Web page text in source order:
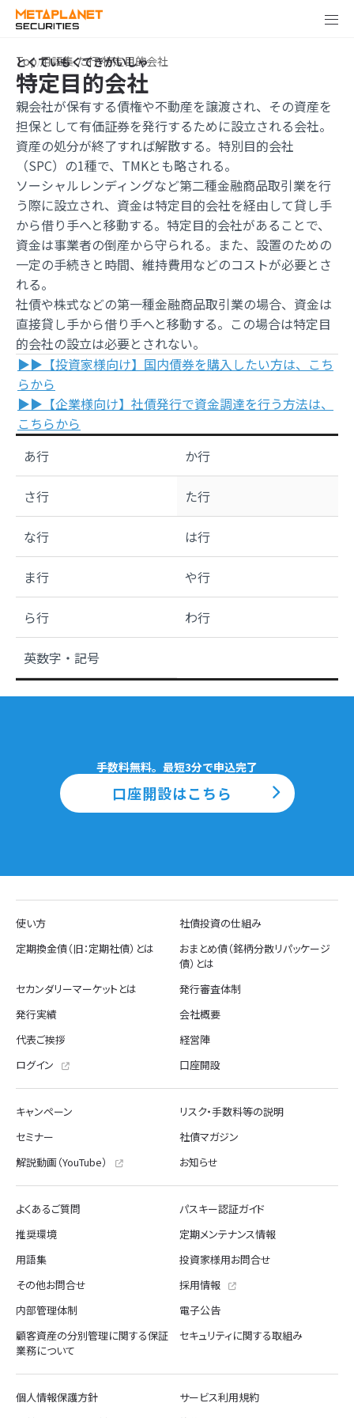
Top 用語集 た行 特定目的会社
特定目的会社
親会社が保有する債権や不動産を譲渡され、その資産を
担保として有価証券を発行するために設立される会社。
資産の処分が終了すれば解散する。特別目的会社
（SPC）の1種で、TMKとも略される。
ソーシャルレンディングなど第二種金融商品取引業を行
う際に設立され、資金は特定目的会社を経由して貸し手
から借り手へと移動する。特定目的会社があることで、
資金は事業者の倒産から守られる。また、設置のための
一定の手続きと時間、維持費用などのコストが必要とさ
れる。
社債や株式などの第一種金融商品取引業の場合、資金は
直接貸し手から借り手へと移動する。この場合は特定目
的会社の設立は必要とされない。
▶▶【投資家様向け】国内債券を購入したい方は、こち
らから
▶▶【企業様向け】社債発行で資金調達を行う方法は、
こちらから
あ行
か行
さ行 た行
な行 は行
ま行 や行
ら行 わ行
英数字・記号
手数料無料。最短3分で申込完了
口座開設はこちら
使い方
社債投資の仕組み
定期換金債（旧：定期社債）とは
おまとめ債（銘柄分散リパッケージ
債）とは
セカンダリーマーケットとは
発行審査体制
発行実績
会社概要
代表ご挨拶
経営陣
ログイン
口座開設
キャンペーン
リスク・手数料等の説明
セミナー
社債マガジン
解説動画（YouTube）
お知らせ
よくあるご質問
パスキー認証ガイド
推奨環境
定期メンテナンス情報
用語集
投資家様用お問合せ
その他お問合せ
採用情報
内部管理体制
電子公告
顧客資産の分別管理に関する保証
業務について
セキュリティに関する取組み
個人情報保護方針
サービス利用規約